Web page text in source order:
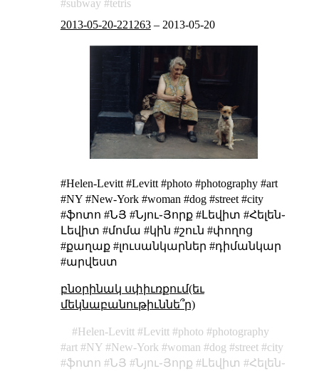
subway
tetris
2013-05-20-221263– 2013-05-20
#Helen-Levitt #Levitt #photo #photography #art
#NY #New-York #woman #dog #street #city
#ֆոտո #ՆՅ #Նյու֊Յորք #Լեվիտ #Հելեն֊
Լեվիտ #մոմա #կին #շուն #փողոց
#քաղաք #լուսանկարներ #դիմանկար
#արվեստ
բնօրինակ սփիւռքում(եւ
մեկնաբանութիւննե՞ր)
Helen-Levitt Levitt photo
photography
art
NY New-York woman dog street
city
ֆոտո
ՆՅ Նյու֊Յորք Լեվիտ
Հելեն֊